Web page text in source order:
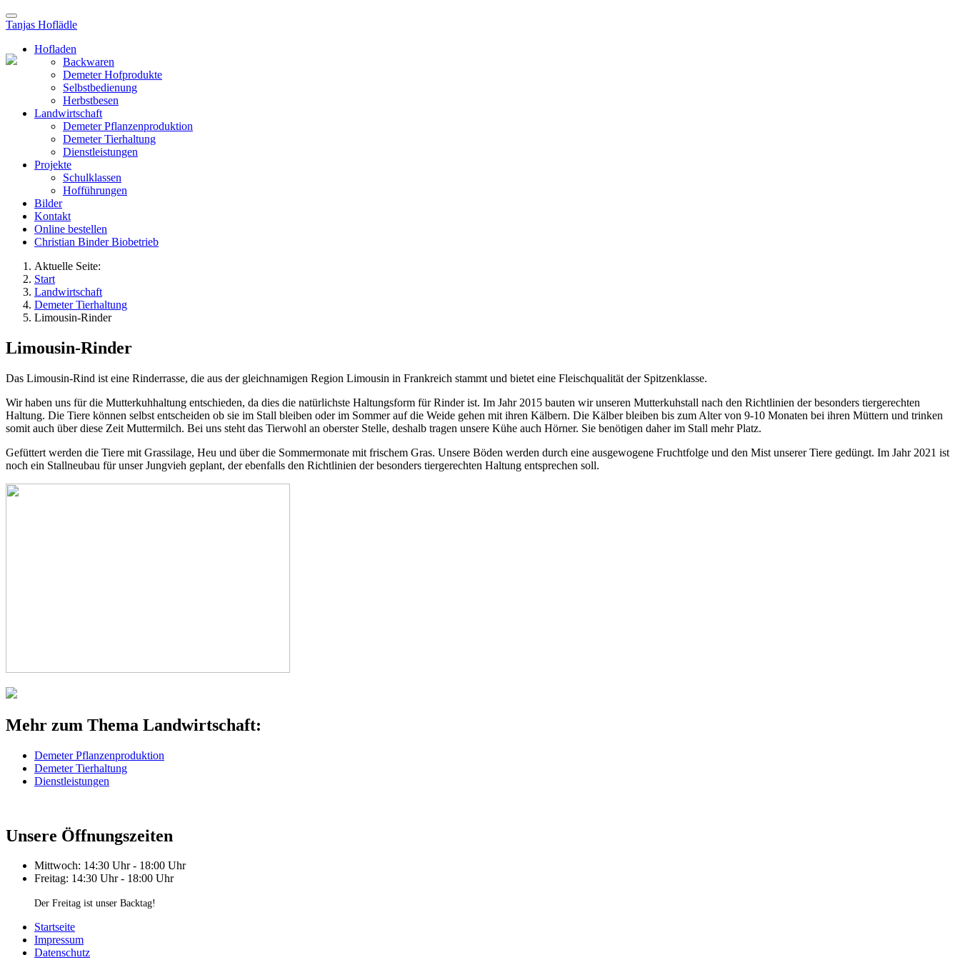
Tanjas Hoflädle
Hofladen
Backwaren
Demeter Hofprodukte
Selbstbedienung
Herbstbesen
Landwirtschaft
Demeter Pflanzenproduktion
Demeter Tierhaltung
Dienstleistungen
Projekte
Schulklassen
Hofführungen
Bilder
Kontakt
Online bestellen
Christian Binder Biobetrieb
Aktuelle Seite:
Start
Landwirtschaft
Demeter Tierhaltung
Limousin-Rinder
Limousin-Rinder
Das Limousin-Rind ist eine Rinderrasse, die aus der gleichnamigen Region Limousin in Frankreich stammt und bietet eine Fleischqualität der Spitzenklasse.
Wir haben uns für die Mutterkuhhaltung entschieden, da dies die natürlichste Haltungsform für Rinder ist. Im Jahr 2015 bauten wir unseren Mutterkuhstall nach den Richtlinien der besonders tiergerechten
Haltung. Die Tiere können selbst entscheiden ob sie im Stall bleiben oder im Sommer auf die Weide gehen mit ihren Kälbern. Die Kälber bleiben bis zum Alter von 9-10 Monaten bei ihren Müttern und trinken
somit auch über diese Zeit Muttermilch. Bei uns steht das Tierwohl an oberster Stelle, deshalb tragen unsere Kühe auch Hörner. Sie benötigen daher im Stall mehr Platz.
Gefüttert werden die Tiere mit Grassilage, Heu und über die Sommermonate mit frischem Gras. Unsere Böden werden durch eine ausgewogene Fruchtfolge und den Mist unserer Tiere gedüngt. Im Jahr 2021 ist
noch ein Stallneubau für unser Jungvieh geplant, der ebenfalls den Richtlinien der besonders tiergerechten Haltung entsprechen soll.
Mehr zum Thema Landwirtschaft:
Demeter Pflanzenproduktion
Demeter Tierhaltung
Dienstleistungen
Unsere Öffnungszeiten
Mittwoch: 14:30 Uhr - 18:00 Uhr
Freitag: 14:30 Uhr - 18:00 Uhr
Der Freitag ist unser Backtag!
Startseite
Impressum
Datenschutz